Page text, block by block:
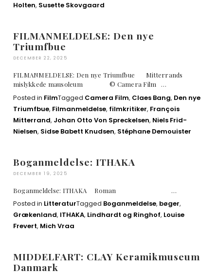
Holten, Susette Skovgaard
FILMANMELDELSE: Den nye
Triumfbue
DECEMBER 22, 2025
FILMANMELDELSE: Den nye Triumfbue Mitterrands
mislykkede mausoleum © Camera Film …
Posted in FilmTagged Camera Film, Claes Bang, Den nye
Triumfbue, Filmanmeldelse, filmkritiker, François
Mitterrand, Johan Otto Von Spreckelsen, Niels Frid-
Nielsen, Sidse Babett Knudsen, Stéphane Demouister
Boganmeldelse: ITHAKA
DECEMBER 19, 2025
Boganmeldelse: ITHAKA Roman …
Posted in LitteraturTagged Boganmeldelse, bøger,
Grækenland, ITHAKA, Lindhardt og Ringhof, Louise
Frevert, Mich Vraa
MIDDELFART: CLAY Keramikmuseum
Danmark